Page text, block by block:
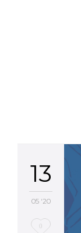
13
05 '20
Love
0